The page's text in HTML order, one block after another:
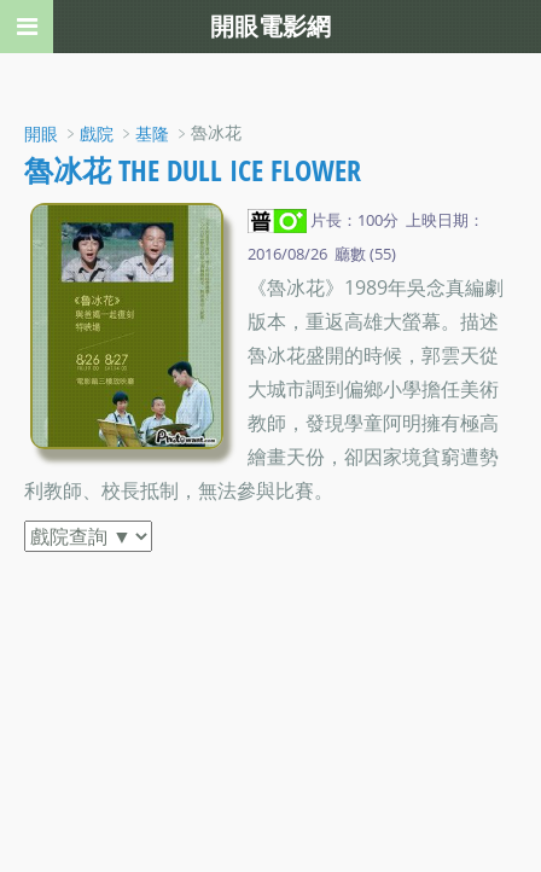
開眼 ﹥ 戲院 ﹥ 基隆 ﹥魯冰花
魯冰花 THE DULL ICE FLOWER
片長：100分 上映日期：
2016/08/26 廳數 (55)
《魯冰花》1989年吳念真編劇
版本，重返高雄大螢幕。描述
魯冰花盛開的時候，郭雲天從
大城市調到偏鄉小學擔任美術
教師，發現學童阿明擁有極高
繪畫天份，卻因家境貧窮遭勢
利教師、校長抵制，無法參與比賽。
開眼電影網